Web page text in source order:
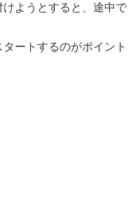
ようとすると、途中で
ートするのがポイント